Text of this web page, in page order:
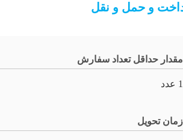
و حمل و نقل
مقدار حداقل تعداد سفارش
1 عدد
زمان تحویل